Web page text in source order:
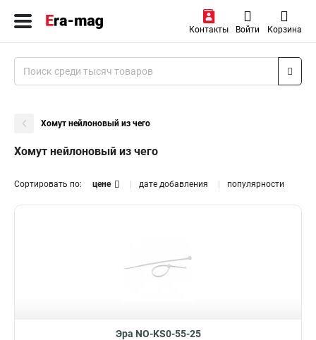
Контакты Войти Корзина
Хомут нейлоновый из чего
Хомут нейлоновый из чего
Сортировать по: цене дате добавления популярности
Эра NO-KS0-55-25